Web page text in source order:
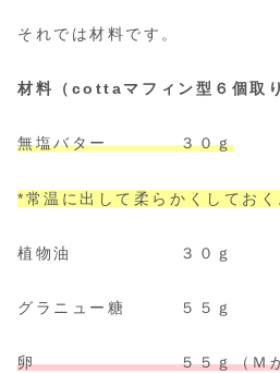
それでは材料です。
材料（cottaマフィン型６個取り
無塩バター ３０ｇ
*常温に出して柔らかくしておく
植物油 ３０ｇ
グラニュー糖 ５５ｇ
卵 ５５ｇ（ＭかＬ